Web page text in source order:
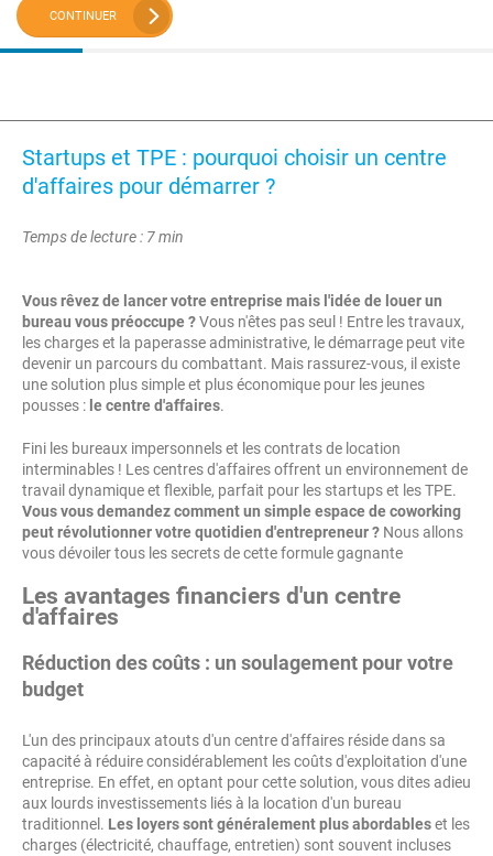
CONTINUER
Startups et TPE : pourquoi choisir un centre
d'affaires pour démarrer ?
Temps de lecture : 7 min
Vous rêvez de lancer votre entreprise mais l'idée de louer un
bureau vous préoccupe ?Vous n'êtes pas seul ! Entre les travaux,
les charges et la paperasse administrative, le démarrage peut vite
devenir un parcours du combattant. Mais rassurez-vous, il existe
une solution plus simple et plus économique pour les jeunes
pousses : le centre d'affaires.
Fini les bureaux impersonnels et les contrats de location
interminables ! Les centres d'affaires offrent un environnement de
travail dynamique et flexible, parfait pour les startups et les TPE.
Vous vous demandez comment un simple espace de coworking
peut révolutionner votre quotidien d'entrepreneur ? Nous allons
vous dévoiler tous les secrets de cette formule gagnante
Les avantages financiers d'un centre
d'affaires
Réduction des coûts : un soulagement pour votre
budget
L'un des principaux atouts d'un centre d'affaires réside dans sa
capacité à réduire considérablement les coûts d'exploitation d'une
entreprise. En effet, en optant pour cette solution, vous dites adieu
aux lourds investissements liés à la location d'un bureau
traditionnel. Les loyers sont généralement plus abordableset les
charges (électricité, chauffage, entretien) sont souvent incluses